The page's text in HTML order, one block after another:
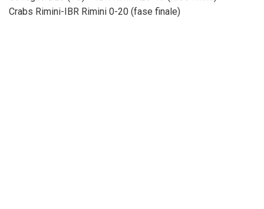
Crabs Rimini-IBR Rimini 0-20 (fase finale)